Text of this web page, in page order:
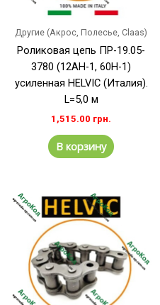
Другие (Акрос, Полесье, Claas)
Роликовая цепь ПР-19.05-
3780 (12АH-1, 60H-1)
усиленная HELVIC (Италия).
L=5,0 м
1,515.00 грн.
В корзину